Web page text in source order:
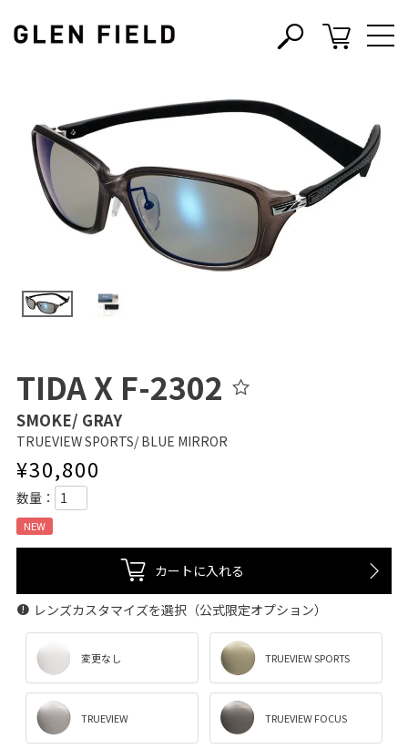
s c
TIDA X F-2302
SMOKE/ GRAY
TRUEVIEW SPORTS/ BLUE MIRROR
¥30,800
NEW
カートに入れる
レンズカスタマイズを選択（公式限定オプション）
変更なし TRUEVIEW SPORTS
TRUEVIEW TRUEVIEW FOCUS